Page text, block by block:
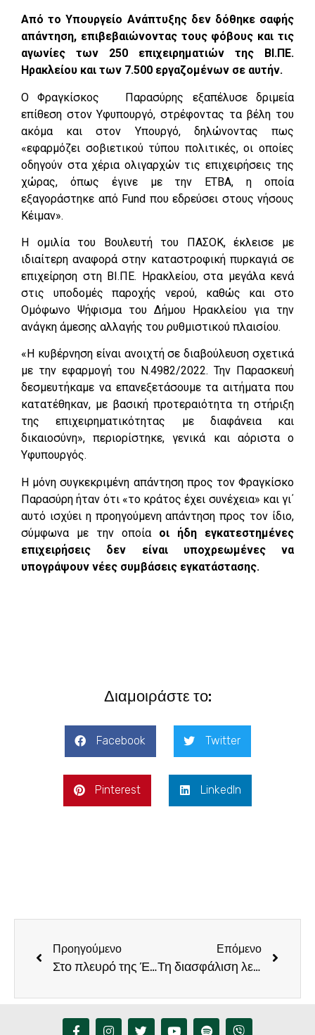
Από το Υπουργείο Ανάπτυξης δεν δόθηκε σαφής
απάντηση, επιβεβαιώνοντας τους φόβους και τις
αγωνίες των 250 επιχειρηματιών της ΒΙ.ΠΕ.
Ηρακλείου και των 7.500 εργαζομένων σε αυτήν.
Ο Φραγκίσκος Παρασύρης εξαπέλυσε δριμεία
επίθεση στον Υφυπουργό, στρέφοντας τα βέλη του
ακόμα και στον Υπουργό, δηλώνοντας πως
«εφαρμόζει σοβιετικού τύπου πολιτικές, οι οποίες
οδηγούν στα χέρια ολιγαρχών τις επιχειρήσεις της
χώρας, όπως έγινε με την ΕΤΒΑ, η οποία
εξαγοράστηκε από Fund που εδρεύσει στους νήσους
Κέιμαν».
Η ομιλία του Βουλευτή του ΠΑΣΟΚ, έκλεισε με
ιδιαίτερη αναφορά στην καταστροφική πυρκαγιά σε
επιχείρηση στη ΒΙ.ΠΕ. Ηρακλείου, στα μεγάλα κενά
στις υποδομές παροχής νερού, καθώς και στο
Ομόφωνο Ψήφισμα του Δήμου Ηρακλείου για την
ανάγκη άμεσης αλλαγής του ρυθμιστικού πλαισίου.
«Η κυβέρνηση είναι ανοιχτή σε διαβούλευση σχετικά
με την εφαρμογή του Ν.4982/2022. Την Παρασκευή
δεσμευτήκαμε να επανεξετάσουμε τα αιτήματα που
κατατέθηκαν, με βασική προτεραιότητα τη στήριξη
της επιχειρηματικότητας με διαφάνεια και
δικαιοσύνη», περιορίστηκε, γενικά και αόριστα ο
Υφυπουργός.
Η μόνη συγκεκριμένη απάντηση προς τον Φραγκίσκο
Παρασύρη ήταν ότι «το κράτος έχει συνέχεια» και γι΄
αυτό ισχύει η προηγούμενη απάντηση προς τον ίδιο,
σύμφωνα με την οποία οι ήδη εγκατεστημένες
επιχειρήσεις δεν είναι υποχρεωμένες να
υπογράψουν νέες συμβάσεις εγκατάστασης.
Διαμοιράστε το:
Facebook Twitter
Pinterest LinkedIn
Προηγούμενο
Στο πλευρό της Ένωσης Αστυνομικών Υπαλλήλων Ηρακλείου, ο Φραγκίσκος Παρασύρης
Επόμενο
Τη διασφάλιση λειτουργίας παιδικών σταθμών, ΚΔΑΠ, ΚΔΑΠ ΑμεΑ και ΚΗΦΗ, ζητούν ο Φραγκίσκος Παρασύρης και η Κατερίνα Καζάνη